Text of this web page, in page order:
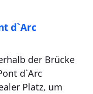
d`Arc
der Brücke
d`Arc
Platz, um